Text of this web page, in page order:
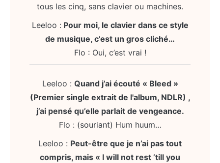
tous les cinq, sans clavier ou machines.
Leeloo : Pour moi, le clavier dans ce style
de musique, c’est un gros cliché…
Flo : Oui, c’est vrai !
Leeloo : Quand j’ai écouté « Bleed »
(Premier single extrait de l'album, NDLR) ,
j’ai pensé qu’elle parlait de vengeance.
Flo : (souriant) Hum huum…
Leeloo : Peut-être que je n’ai pas tout
compris, mais « I will not rest ’till you